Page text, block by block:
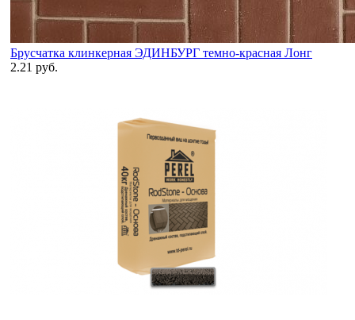
Брусчатка клинкерная ЭДИНБУРГ темно-красная Лонг
2.21 руб.